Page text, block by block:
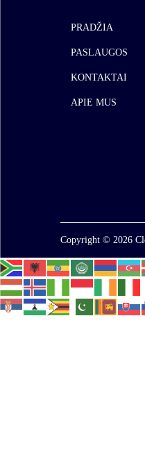
PRADŽIA
PASLAUGOS
KONTAKTAI
APIE MUS
Copyright © 2026